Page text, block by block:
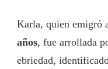
Karla, quien emigró
años, fue arrollada
ebriedad,